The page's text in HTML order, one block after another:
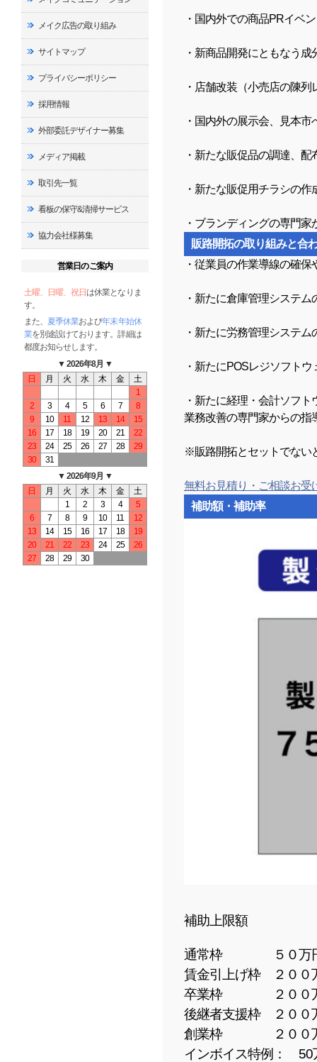
・国内外での商品PRイベ
・新商品開発にともなう成
・店舗改装（小売店の陳
・国内外の展示会、見本
・新たな販促品の調達、配
・新たな販促用チラシの作
・ブランディングの専門
販路開拓の取り組みと合
・従業員の作業導線の確
・新たに倉庫管理システ
・新たに労務管理システ
・新たにPOSレジソフト
・新たに経理・会計ソフ
業務改善の専門家からの指
※販路開拓とセットでない
無料お見積り・ご相談お受
補助額・補助率
補助上限額
通常枠 ５０万
賃金引上げ枠 ２００
卒業枠 ２００
後継者支援枠 ２００
創業枠 ２００
インボイス特例： 50
メイク広告の取り組み
サイトマップ
プライバシーポリシー
採用情報
外部委託デザイナー募集
メディア掲載
取引先一覧
看板の保守&清掃サービス
協力会社様募集
営業日のご案内
土曜、日曜、祝日は休業となりま
す。
また、 夏季休業および年末年始休
業を別途設けております。詳細は
都度お知らせします。
▼ 2026年8月 ▼
日
月 火 水 木 金
土
1
2
3 4 5 6 7
8
9
10 11 12 13 14
15
16
17 18 19 20 21
22
23
24 25 26 27 28
29
30
31
▼ 2026年9月 ▼
日
月 火 水 木 金
土
1
2 3 4
5
6
7 8 9 10 11
12
13
14 15 16 17 18
19
20
21 22 23 24 25
26
27
28 29 30